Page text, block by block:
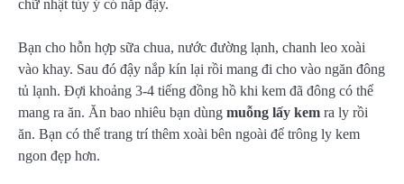
chữ nhật tùy ý có nắp đậy.
Bạn cho hỗn hợp sữa chua, nước đường lạnh, chanh leo xoài
vào khay. Sau đó đậy nắp kín lại rồi mang đi cho vào ngăn đông
tủ lạnh. Đợi khoảng 3-4 tiếng đồng hồ khi kem đã đông có thể
mang ra ăn. Ăn bao nhiêu bạn dùng muỗng lấy kem ra ly rồi
ăn. Bạn có thể trang trí thêm xoài bên ngoài để trông ly kem
ngon đẹp hơn.